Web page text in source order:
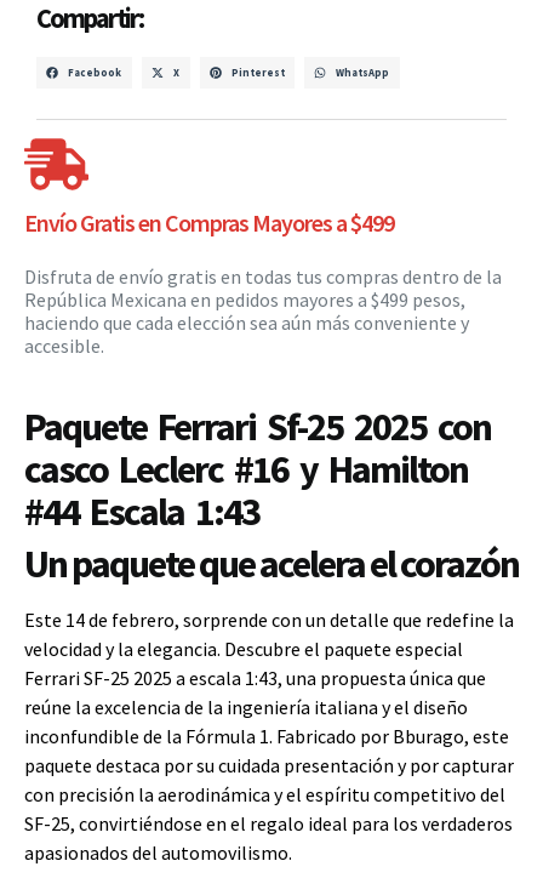
Compartir:
Facebook X Pinterest WhatsApp
Envío Gratis en Compras Mayores a $499
Disfruta de envío gratis en todas tus compras dentro de la
República Mexicana en pedidos mayores a $499 pesos,
haciendo que cada elección sea aún más conveniente y
accesible.
Paquete Ferrari Sf-25 2025 con
casco Leclerc #16 y Hamilton
#44 Escala 1:43
Un paquete que acelera el corazón
Este 14 de febrero, sorprende con un detalle que redefine la
velocidad y la elegancia. Descubre el paquete especial
Ferrari SF-25 2025 a escala 1:43, una propuesta única que
reúne la excelencia de la ingeniería italiana y el diseño
inconfundible de la Fórmula 1. Fabricado por Bburago, este
paquete destaca por su cuidada presentación y por capturar
con precisión la aerodinámica y el espíritu competitivo del
SF-25, convirtiéndose en el regalo ideal para los verdaderos
apasionados del automovilismo.